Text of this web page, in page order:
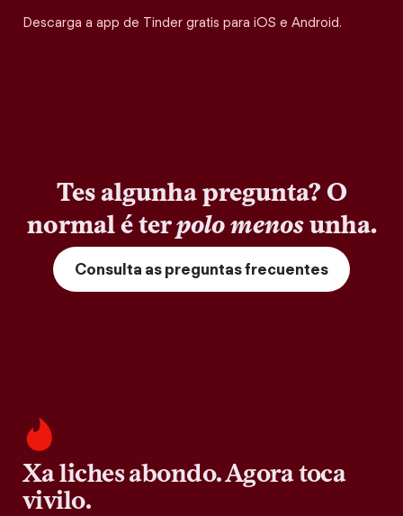
Descarga a app de Tinder gratis para iOS e Android.
Tes algunha pregunta? O
normal é terpolo menosunha.
Consulta as preguntas frecuentes
Xa liches abondo. Agora toca
vivilo.